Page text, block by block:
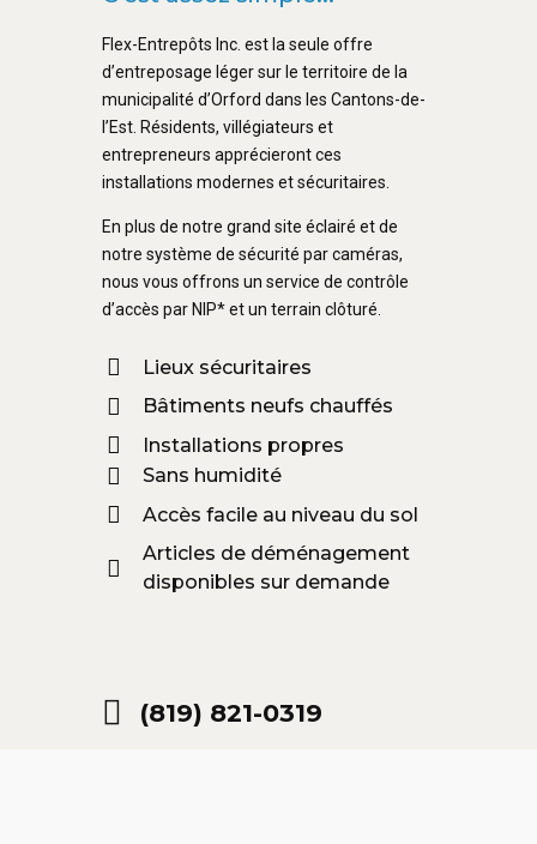
Flex-Entrepôts Inc. est la seule offre
d’entreposage léger sur le territoire de la
municipalité d’Orford dans les Cantons-de-
l’Est. Résidents, villégiateurs et
entrepreneurs apprécieront ces
installations modernes et sécuritaires.
En plus de notre grand site éclairé et de
notre système de sécurité par caméras,
nous vous offrons un service de contrôle
d’accès par NIP* et un terrain clôturé.
Lieux sécuritaires
Bâtiments neufs chauffés
Installations propres
Sans humidité
Accès facile au niveau du sol
Articles de déménagement
disponibles sur demande
(819) 821-0319